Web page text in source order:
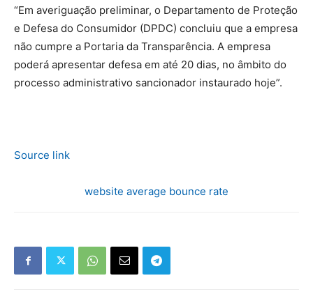
“Em averiguação preliminar, o Departamento de Proteção
e Defesa do Consumidor (DPDC) concluiu que a empresa
não cumpre a Portaria da Transparência. A empresa
poderá apresentar defesa em até 20 dias, no âmbito do
processo administrativo sancionador instaurado hoje”.
Source link
website average bounce rate